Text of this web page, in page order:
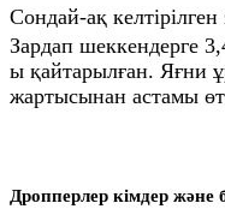
Сондай-ақ
Зардап шеккендерге
ы қайтарылған. Яғни
жартысынан астамы
Дропперлер кімдер және